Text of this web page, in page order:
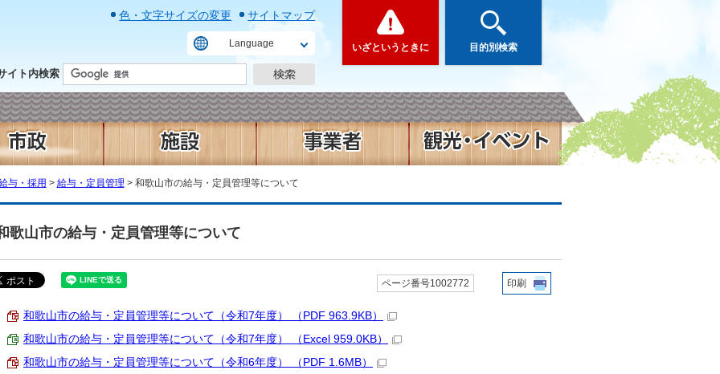
色・文字サイズの変更 サイトマップ
Language
イト内検索
いざというときに 目的別検索
与・採用 > 給与・定員管理 > 和歌山市の給与・定員管理等について
歌山市の給与・定員管理等について
ページ番号1002772 印刷
和歌山市の給与・定員管理等について（令和7年度） （PDF 963.9KB）
和歌山市の給与・定員管理等について（令和7年度） （Excel 959.0KB）
和歌山市の給与・定員管理等について（令和6年度） （PDF 1.6MB）